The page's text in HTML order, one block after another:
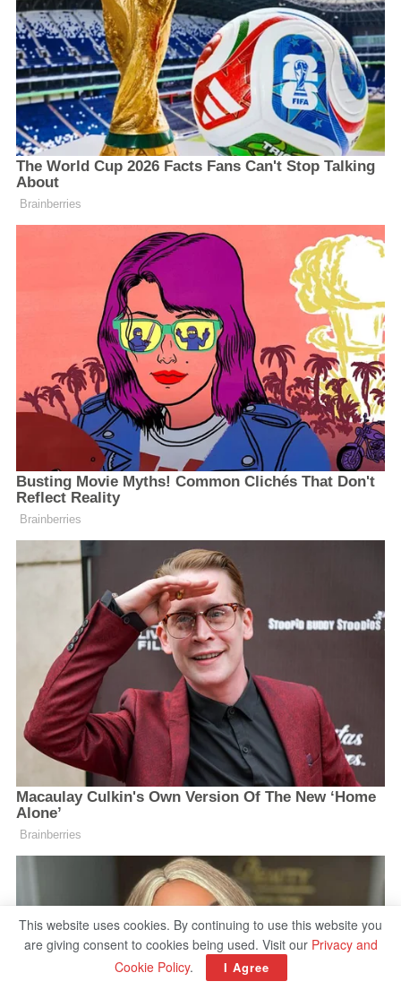
This website uses cookies. By continuing to use this website you
are giving consent to cookies being used. Visit our Privacy and
Cookie Policy. I Agree